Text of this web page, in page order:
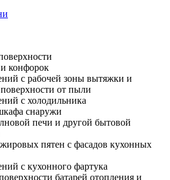
конфорок
с рабочей зоны вытяжки и
от пыли
с холодильника
снаружи
печи и другой бытовой
пятен с фасадов кухонных
с кухонного фартука
батарей отопления и